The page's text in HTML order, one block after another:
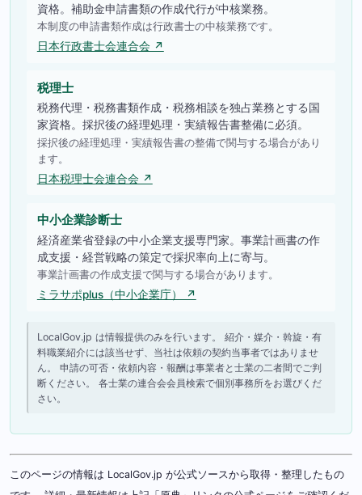
資格。補助金申請書類の作成代行が中核業務。
本制度の申請書類作成は行政書士の中核業務です。
日本行政書士会連合会 ↗
税理士
税務代理・税務書類作成・税務相談を独占業務とする国
家資格。採択後の経理処理・実績報告書整備に必須。
採択後の経理処理・実績報告書の整備で関与する場合があり
ます。
日本税理士会連合会 ↗
中小企業診断士
経済産業省登録の中小企業支援専門家。事業計画書の作
成支援・経営戦略の策定で採択率向上に寄与。
事業計画書の作成支援で関与する場合があります。
ミラサポplus（中小企業庁） ↗
LocalGov.jp は情報提供のみを行います。 紹介・媒介・斡旋・有
料職業紹介には該当せず、当社は依頼の契約当事者ではありませ
ん。 申請の可否・依頼内容・報酬は事業者と士業の二者間でご判
断ください。 各士業の連合会会員検索で個別事務所をお選びくだ
さい。
このページの情報は LocalGov.jp が公式ソースから取得・整理したもの